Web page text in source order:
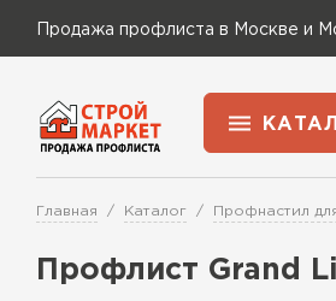
Продажа профлиста в Москве и
Главная Каталог Профнастил
Профлист Grand